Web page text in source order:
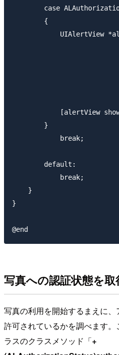
case
        {
UIAlertView
[alertView
        }
            break;
        default:
            break;
    }
}
写真への認証状態を取
写真の利用を開始するまえに
許可されているかを調べます
ラスのクラスメソッド「+